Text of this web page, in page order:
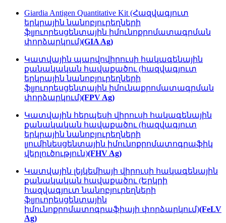
Giardia Antigen Quantitative Kit (Հազվագյուտ
երկրային նանոբյուրեղների
ֆլյուորեսցենտային իմունոքրոմատագրման
փորձարկում)(GIA Ag)
Կատվային պարվովիրուսի հակագենային
քանակական հավաքածու (հազվագյուտ
երկրային նանոբյուրեղների
ֆլյուորեսցենտային իմունաքրոմատագրման
փորձարկում)(FPV Ag)
Կատվային հերպեսի վիրուսի հակագենային
քանակական հավաքածու (հազվագյուտ
երկրային նանոբյուրեղների
լյումինեսցենտային իմունոքրոմատոգրաֆիկ
վերլուծություն)(FHV Ag)
Կատվային լեյկեմիայի վիրուսի հակագենային
քանակական հավաքածու (Երկրի
հազվագյուտ նանոբյուրեղների
ֆլյուորեսցենտային
իմունոքրոմատոգրաֆիայի փորձարկում)(FeLV
Ag)